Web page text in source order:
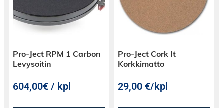
Pro-Ject RPM 1 Carbon
Levysoitin
604,00€ / kpl
Pro-Ject Cork It
Korkkimatto
29,00€/kpl